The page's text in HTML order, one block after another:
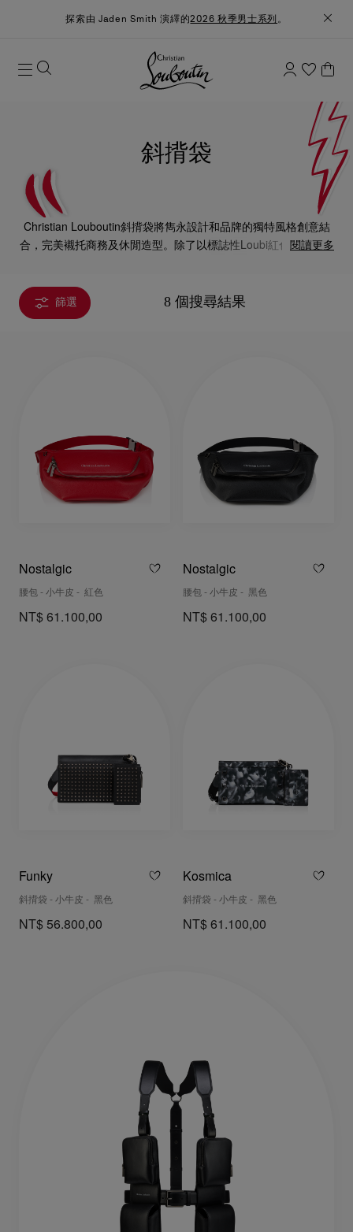
探索由 Jaden Smith 演繹的2026 秋季男士系列 。
斜揹袋
Christian Louboutin斜揹袋將雋永設計和品牌的獨特風格創意結
合，完美襯托商務及休閒造型。除了以標誌性Loubi紅色點綴的經
閱讀更多
篩選 8 個搜尋結果
Nostalgic
腰包 - 小牛皮 - 紅色
NT$ 61.100,00
Nostalgic
腰包 - 小牛皮 - 黑色
NT$ 61.100,00
Funky
斜揹袋 - 小牛皮 - 黑色
NT$ 56.800,00
Kosmica
斜揹袋 - 小牛皮 - 黑色
NT$ 61.100,00